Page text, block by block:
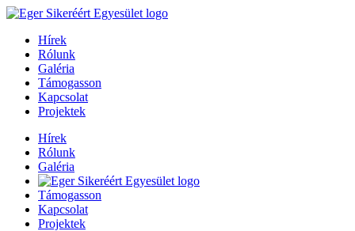
Hírek
Rólunk
Galéria
Támogasson
Kapcsolat
Projektek
Hírek
Rólunk
Galéria
Támogasson
Kapcsolat
Projektek